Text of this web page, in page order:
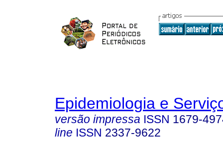
Epidemiologia e
versão impressa ISSN 1679-
line ISSN 2337-9622